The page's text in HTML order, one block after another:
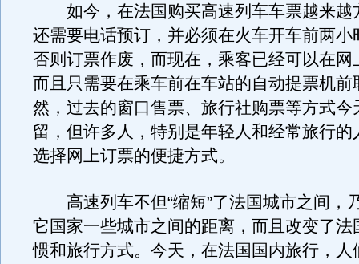
如今，在法国购买高速列车车票越来越
还需要电话预订，并必须在火车开车前两小
否则订票作废，而现在，乘客已经可以在网
而且只需要在乘车前在车站的自动提票机前
然，过去的窗口售票、旅行社购票等方式今
留，但许多人，特别是年轻人和经常旅行的
选择网上订票的便捷方式。
高速列车不但“缩短”了法国城市之间，
它国家一些城市之间的距离，而且改变了法
惯和旅行方式。今天，在法国国内旅行，人